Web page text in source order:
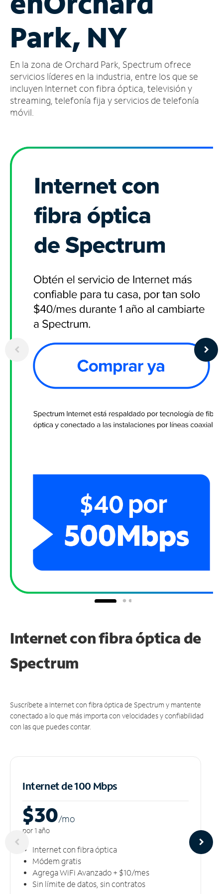
cuenta
Encuentra
tienda
Park, NY
En la zona de Orchard Park, Spectrum ofrece
servicios líderes en la industria, entre los que se
incluyen Internet con fibra óptica, televisión y
streaming, telefonía fija y servicios de telefonía
móvil.
Internet con fibra óptica de
Spectrum
Suscríbete a Internet con fibra óptica de Spectrum y mantente
conectado a lo que más importa con velocidades y confiabilidad
con las que puedes contar.
Internet de 100 Mbps
$30/mo
por 1 año
Internet con fibra óptica
Módem gratis
Agrega WiFi Avanzado + $10/mes
Sin límite de datos, sin contratos